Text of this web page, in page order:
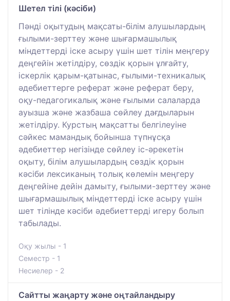
Шетел тілі (кәсіби)
Пәнді оқытудың мақсаты-білім алушылардың
ғылыми-зерттеу және шығармашылық
міндеттерді іске асыру үшін шет тілін меңгеру
деңгейін жетілдіру, сөздік қорын ұлғайту,
іскерлік қарым-қатынас, ғылыми-техникалық
әдебиеттерге реферат және реферат беру,
оқу-педагогикалық және ғылыми салаларда
ауызша және жазбаша сөйлеу дағдыларын
жетілдіру. Курстың мақсатты белгілеуіне
сәйкес мамандық бойынша түпнұсқа
әдебиеттер негізінде сөйлеу іс-әрекетін
оқыту, білім алушылардың сөздік қорын
кәсіби лексиканың толық көлемін меңгеру
деңгейіне дейін дамыту, ғылыми-зерттеу және
шығармашылық міндеттерді іске асыру үшін
шет тілінде кәсіби әдебиеттерді игеру болып
табылады.
Оқу жылы - 1
Семестр - 1
Несиелер - 2
Сайтты жаңарту және оңтайландыру